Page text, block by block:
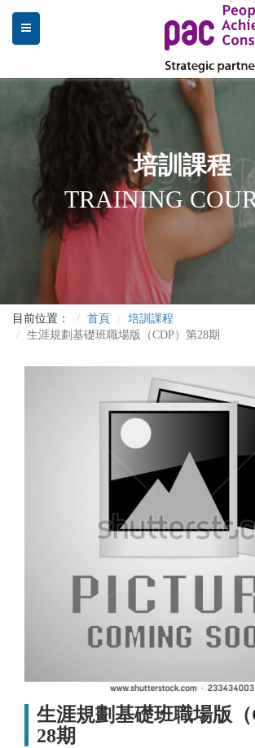
培訓課程
TRAINING
目前位置： 首頁
培訓課程
生涯規劃基礎班職場版（CDP）第28期
生涯規劃基礎班職場版
28期